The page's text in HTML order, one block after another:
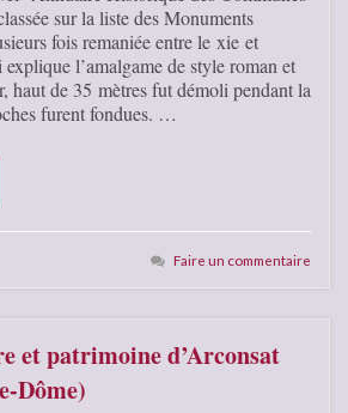
sur la liste des Monuments
fois remaniée entre le xie et
l’amalgame de style roman et
haut de 35 mètres fut démoli pendant la
furent fondues. …
Faire un commentaire
et patrimoine d’Arconsat
Dôme)